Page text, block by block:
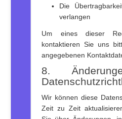
Die
verlangen
Um eines dieser
kontaktieren Sie uns
angegebenen
8.
Wir können diese
Zeit zu Zeit